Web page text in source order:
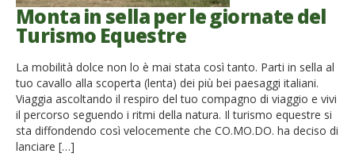
Monta in sella per le giornate del
Turismo Equestre
La mobilità dolce non lo è mai stata così tanto. Parti in sella al
tuo cavallo alla scoperta (lenta) dei più bei paesaggi italiani.
Viaggia ascoltando il respiro del tuo compagno di viaggio e vivi
il percorso seguendo i ritmi della natura. Il turismo equestre si
sta diffondendo così velocemente che CO.MO.DO. ha deciso di
lanciare […]